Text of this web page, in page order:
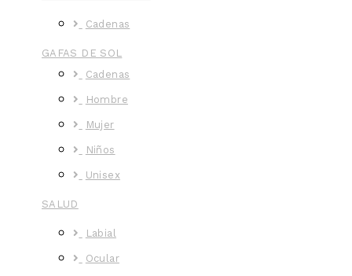
Cadenas
GAFAS DE SOL
Cadenas
Hombre
Mujer
Niños
Unisex
SALUD
Labial
Ocular